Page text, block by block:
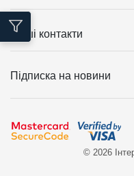
Наші контакти
Підписка на новини
© 2026